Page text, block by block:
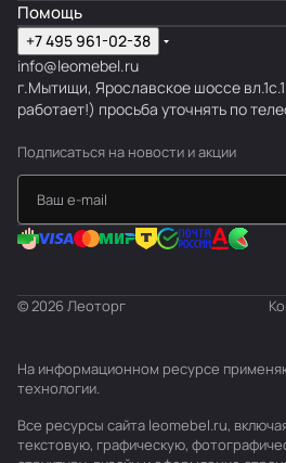
Помощь
+7 495 961-02-38
info@leomebel.ru
г.Мытищи, Ярославское шоссе вл.1с.1
работает!) просьба уточнять по
Подписаться на новости и акции
© 2026 Леоторг
На информационном ресурсе
технологии.
Все ресурсы сайта leomebel.ru,
текстовую, графическую,